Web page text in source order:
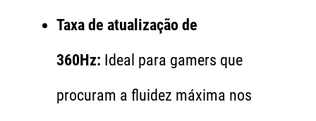
Taxa de atualização de
360Hz: Ideal para gamers que
procuram a fluidez máxima nos